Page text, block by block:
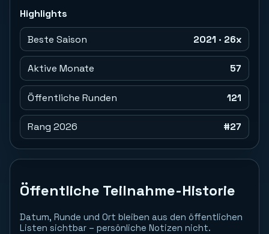
Highlights
Beste Saison 2021 · 26x
Aktive Monate 57
Öffentliche Runden 121
Rang 2026 #27
Öffentliche Teilnahme-Historie
Datum, Runde und Ort bleiben aus den öffentlichen
Listen sichtbar – persönliche Notizen nicht.